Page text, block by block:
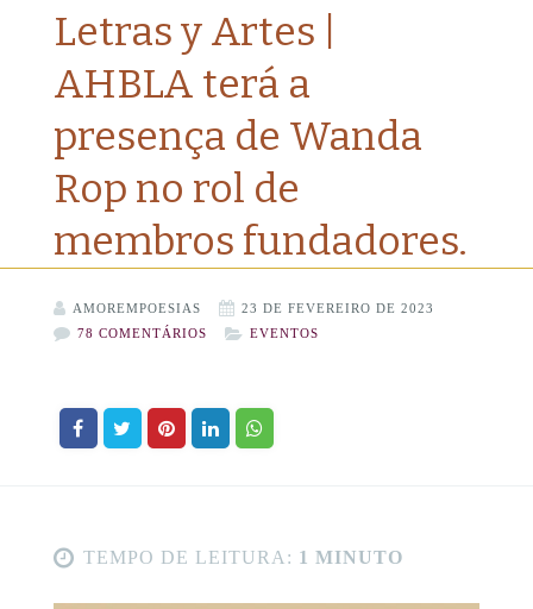
Letras y Artes |
AHBLA terá a
presença de Wanda
Rop no rol de
membros fundadores.
AMOREMPOESIAS
23 DE FEVEREIRO DE 2023
78 COMENTÁRIOS
EVENTOS
TEMPO DE LEITURA: 1 MINUTO